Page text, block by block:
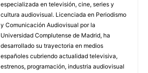
especializada en televisión, cine, series y
cultura audiovisual. Licenciada en Periodismo
y Comunicación Audiovisual por la
Universidad Complutense de Madrid, ha
desarrollado su trayectoria en medios
españoles cubriendo actualidad televisiva,
estrenos, programación, industria audiovisual